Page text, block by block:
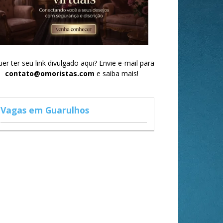
ter seu link divulgado aqui? Envie e-mail para
contato@omoristas.com e saiba mais!
Vagas em Guarulhos